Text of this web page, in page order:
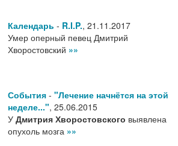
Календарь - R.I.P., 21.11.2017
Умер оперный певец Дмитрий
Хворостовский »»
События - "Лечение начнётся на этой
неделе...", 25.06.2015
У Дмитрия Хворостовского выявлена
опухоль мозга »»